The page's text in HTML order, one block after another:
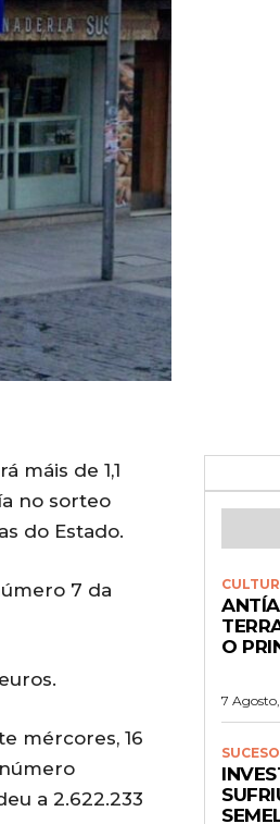
máis de 1,1
no sorteo
do Estado.
7 da
mércores, 16
número
a 2.622.233
O
7